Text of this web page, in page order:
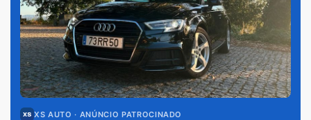
XS AUTO · ANÚNCIO PATROCINADO